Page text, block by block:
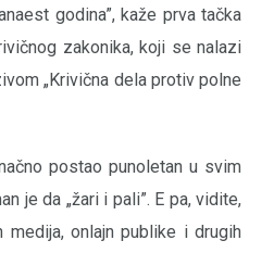
godina”, kaže prva tačka
zakonika, koji se nalazi
„Krivična dela protiv polne
postao punoletan u svim
je da „žari i pali”. E pa, vidite,
medija, onlajn publike i drugih